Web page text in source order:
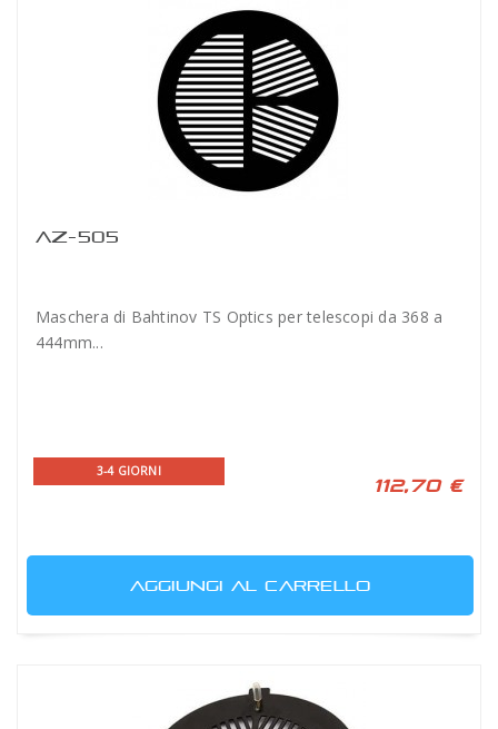
AZ-505
Maschera di Bahtinov TS Optics per telescopi da 368 a
444mm...
3-4 GIORNI
112,70 €
AGGIUNGI AL CARRELLO